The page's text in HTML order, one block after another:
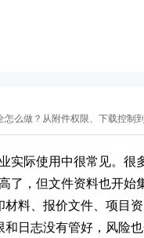
么做？从附件权限、下载控制到操作留
实际使用中很常见。很
了，但文件资料也开始
料、报价文件、项目资
日志没有管好，风险